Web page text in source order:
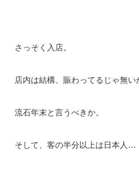
さっそく入店。
店内は結構、賑わってるじゃ無い
流石年末と言うべきか。
そして、客の半分以上は日本人…